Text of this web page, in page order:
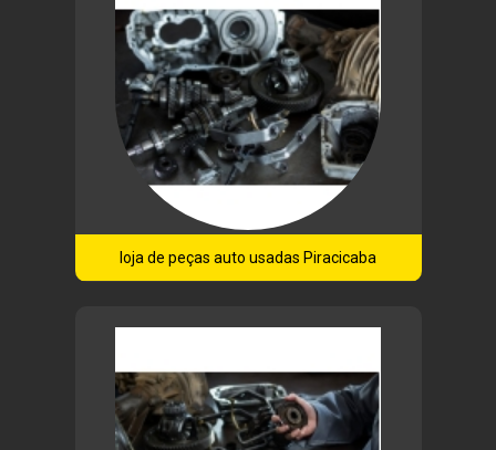
loja de peças auto usadas Piracicaba